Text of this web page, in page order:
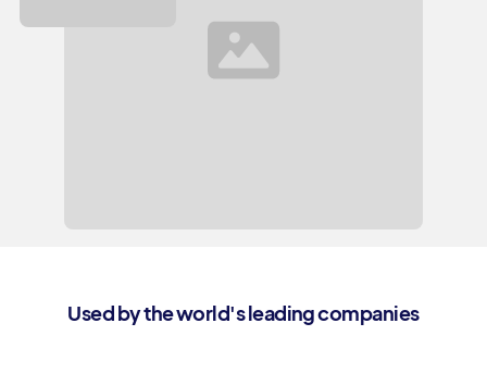
Used by the world's leading companies